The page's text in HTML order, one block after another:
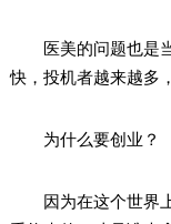
医美的问题也是当
快，投机者越来越多
为什么要创业？
因为在这个世界上